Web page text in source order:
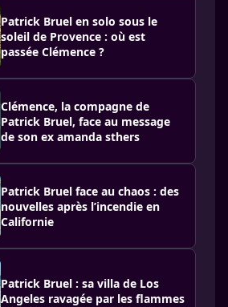
Patrick Bruel en solo sous le
soleil de Provence : où est
passée Clémence ?
Clémence, la compagne de
Patrick Bruel, face au message
de son ex amanda sthers
Patrick Bruel face au chaos : des
nouvelles après l’incendie en
Californie
Patrick Bruel : sa villa de Los
Angeles ravagée par les flammes